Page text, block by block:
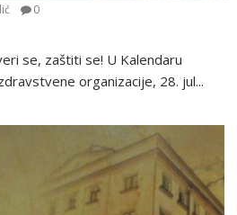
0
se, zaštiti se! U Kalendaru
organizacije, 28. jul...